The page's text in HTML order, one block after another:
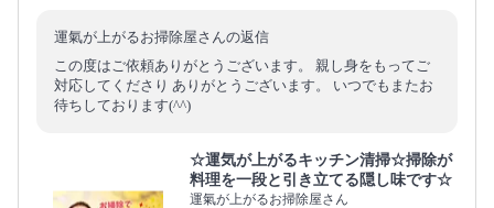
運氣が上がるお掃除屋さんの返信
この度はご依頼ありがとうございます。 親し身をもってご
対応してくださり ありがとうございます。 いつでもまたお
待ちしております(^^)
☆運気が上がるキッチン清掃☆掃除が
料理を一段と引き立てる隠し味です☆
運氣が上がるお掃除屋さん